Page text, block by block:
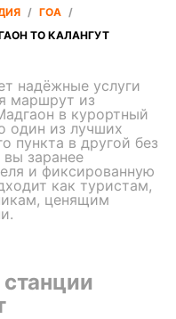
/ ГОА /
TO КАЛАНГУТ
надёжные услуги
маршрут из
в курортный
один из лучших
пункта в другой без
заранее
и фиксированную
как туристам,
ценящим